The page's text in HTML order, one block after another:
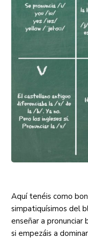
Aquí tenéis como
simpatiquísimos del
enseñar a pronunciar
si empezáis a